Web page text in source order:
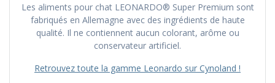
Les aliments pour chat LEONARDO® Super Premium sont
fabriqués en Allemagne avec des ingrédients de haute
qualité. Il ne contiennent aucun colorant, arôme ou
conservateur artificiel.
Retrouvez toute la gamme Leonardo sur Cynoland !